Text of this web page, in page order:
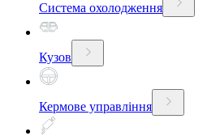
Система охолодження
Кузов
Кермове управління